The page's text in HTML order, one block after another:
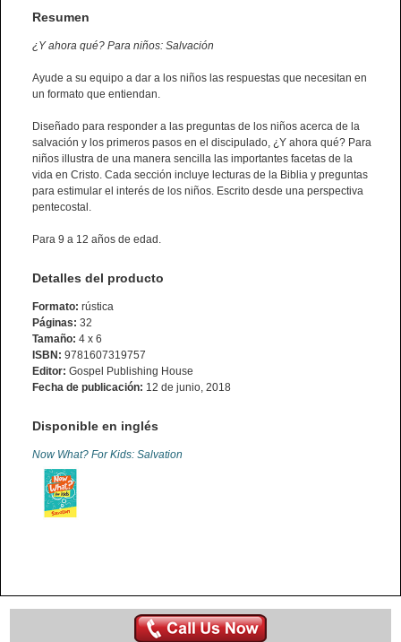
Resumen
¿Y ahora qué? Para niños: Salvación
Ayude a su equipo a dar a los niños las respuestas que necesitan en
un formato que entiendan.
Diseñado para responder a las preguntas de los niños acerca de la
salvación y los primeros pasos en el discipulado, ¿Y ahora qué? Para
niños illustra de una manera sencilla las importantes facetas de la
vida en Cristo. Cada sección incluye lecturas de la Biblia y preguntas
para estimular el interés de los niños. Escrito desde una perspectiva
pentecostal.
Para 9 a 12 años de edad.
Detalles del producto
Formato: rústica
Páginas: 32
Tamaño: 4 x 6
ISBN: 9781607319757
Editor: Gospel Publishing House
Fecha de publicación: 12 de junio, 2018
Disponible en inglés
Now What? For Kids: Salvation